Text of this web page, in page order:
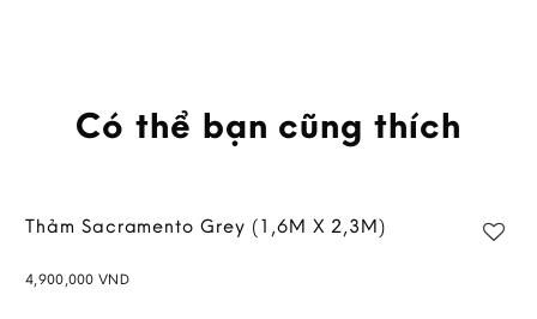
Có thể bạn cũng thích
Thảm Sacramento Grey (1,6M X 2,3M)
4,900,000 VND